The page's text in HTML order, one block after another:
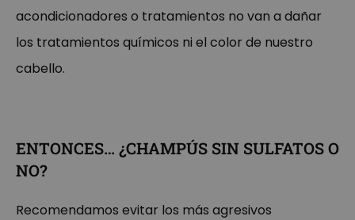
acondicionadores o tratamientos no van a dañar
los tratamientos químicos ni el color de nuestro
cabello.
ENTONCES… ¿CHAMPÚS SIN SULFATOS O
NO?
Recomendamos evitar los más agresivos